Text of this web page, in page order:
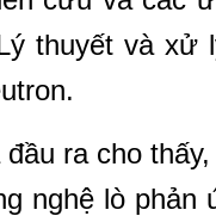
thuyết và xử
ra cho
nghệ lò phản